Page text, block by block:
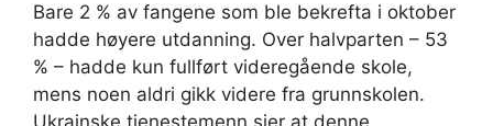
Bare 2 % av fangene som ble bekrefta i oktober
hadde høyere utdanning. Over halvparten – 53
% – hadde kun fullført videregående skole,
mens noen aldri gikk videre fra grunnskolen.